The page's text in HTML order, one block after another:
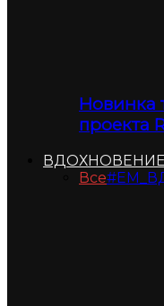
Новинка
проекта
ВДОХНОВЕНИЕ
Все